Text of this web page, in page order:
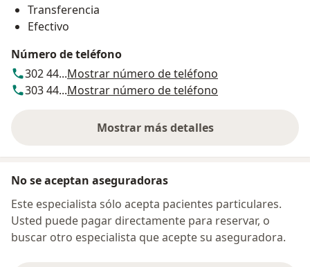
Transferencia
Efectivo
Número de teléfono
302 44...Mostrar número de teléfono
303 44...Mostrar número de teléfono
Mostrar más detalles
sobre la dirección
No se aceptan aseguradoras
Este especialista sólo acepta pacientes particulares.
Usted puede pagar directamente para reservar, o
buscar otro especialista que acepte su aseguradora.